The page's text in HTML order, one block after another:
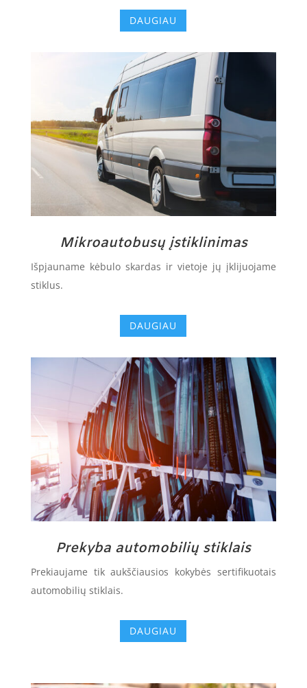
DAUGIAU
Mikroautobusų įstiklinimas
Išpjauname kėbulo skardas ir vietoje jų įklijuojame
stiklus.
DAUGIAU
Prekyba automobilių stiklais
Prekiaujame tik aukščiausios kokybės sertifikuotais
automobilių stiklais.
DAUGIAU